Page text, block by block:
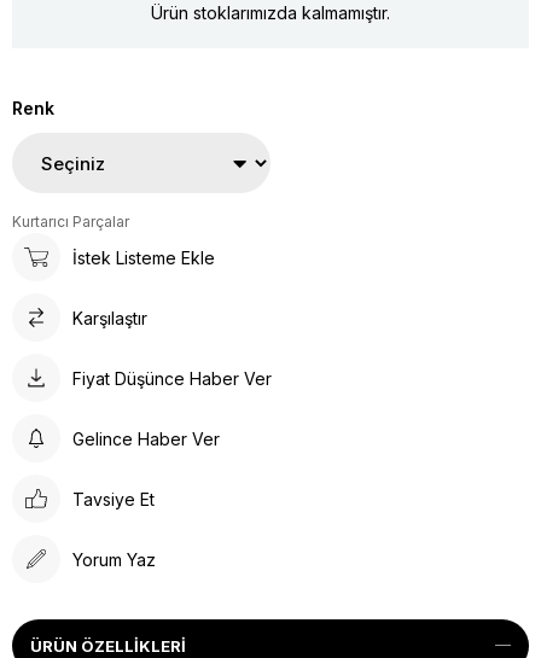
Ürün stoklarımızda kalmamıştır.
Renk
Kurtarıcı Parçalar
İstek Listeme Ekle
Karşılaştır
Fiyat Düşünce Haber Ver
Gelince Haber Ver
Tavsiye Et
Yorum Yaz
ÜRÜN ÖZELLIKLERI